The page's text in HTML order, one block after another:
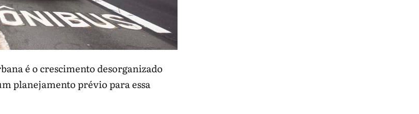
é o crescimento desorganizado
planejamento prévio para essa